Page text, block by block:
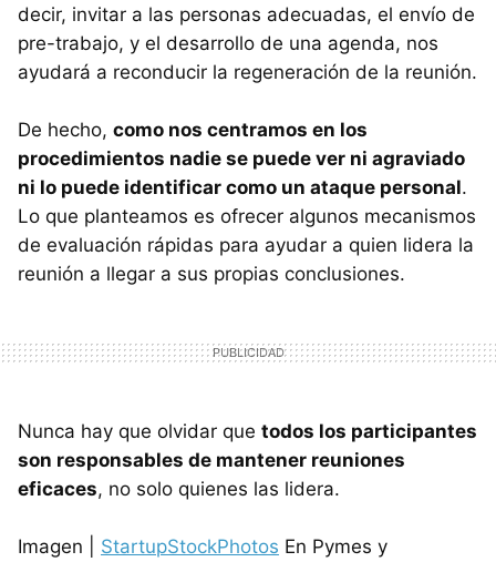
decir, invitar a las personas adecuadas, el envío de
pre-trabajo, y el desarrollo de una agenda, nos
ayudará a reconducir la regeneración de la reunión.
De hecho, como nos centramos en los
procedimientos nadie se puede ver ni agraviado
ni lo puede identificar como un ataque personal.
Lo que planteamos es ofrecer algunos mecanismos
de evaluación rápidas para ayudar a quien lidera la
reunión a llegar a sus propias conclusiones.
Nunca hay que olvidar que todos los participantes
son responsables de mantener reuniones
eficaces, no solo quienes las lidera.
Imagen | StartupStockPhotos En Pymes y